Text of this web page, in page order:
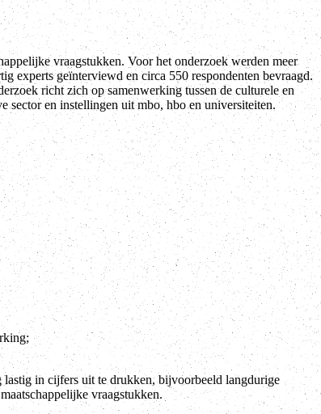
sector en instellingen uit mbo, hbo en universiteiten.
in cijfers uit te drukken, bijvoorbeeld langdurige
vraagstukken.